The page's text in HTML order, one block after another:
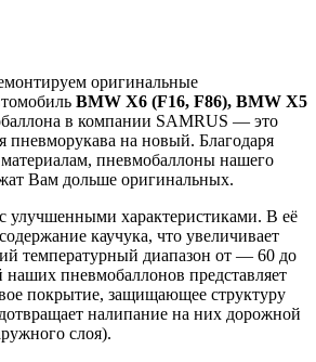
оригинальные
BMW X6 (F16, F86), BMW X5
в компании SAMRUS — это
пневморукава на новый. Благодаря
пневмобаллоны нашего
Вам дольше оригинальных.
улучшенными характеристиками. В её
каучука, что увеличивает
температурный диапазон от — 60 до
пневмобаллонов представляет
покрытие, защищающее структуру
налипание на них дорожной
слоя).